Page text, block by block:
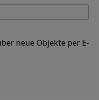
neue Objekte per E-